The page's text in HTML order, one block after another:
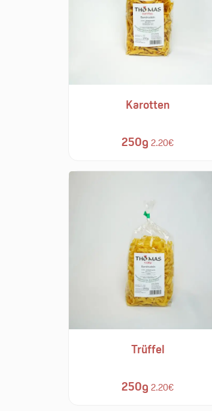
Karotten
250g 2.20€
Trüffel
250g 2.20€